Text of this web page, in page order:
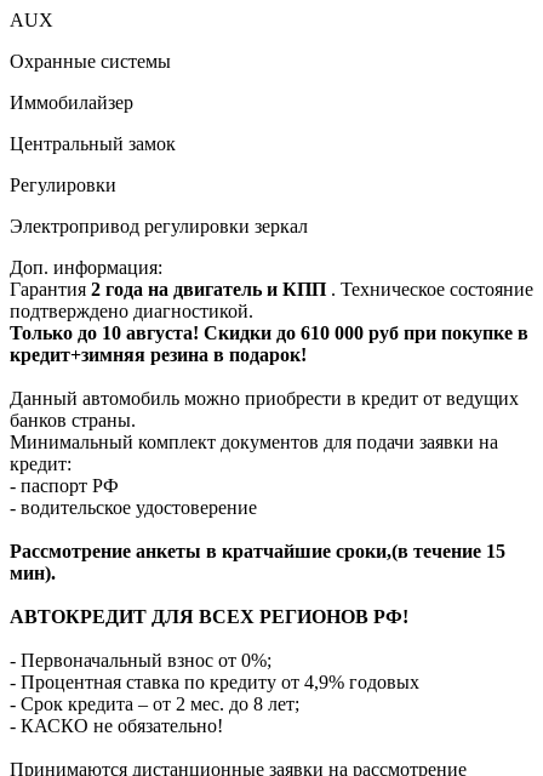
AUX
Охранные системы
Иммобилайзер
Центральный замок
Регулировки
Электропривод регулировки зеркал
Доп. информация:
Гарантия 2 года на двигатель и КПП . Техническое состояние
подтверждено диагностикой.
Только до 10 августа! Скидки до 610 000 руб при покупке в
кредит+зимняя резина в подарок!
Данный автомобиль можно приобрести в кредит от ведущих
банков страны.
Минимальный комплект документов для подачи заявки на
кредит:
- паспорт РФ
- водительское удостоверение
Рассмотрение анкеты в кратчайшие сроки,(в течение 15
мин).
АВТОКРЕДИТ ДЛЯ ВСЕХ РЕГИОНОВ РФ!
- Первоначальный взнос от 0%;
- Процентная ставка по кредиту от 4,9% годовых
- Срок кредита – от 2 мес. до 8 лет;
- КАСКО не обязательно!
Принимаются дистанционные заявки на рассмотрение